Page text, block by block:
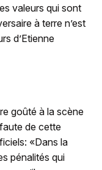
valeurs qui sont
à terre n’est
d’Etienne
goûté à la scène
de cette
«Dans la
pénalités qui